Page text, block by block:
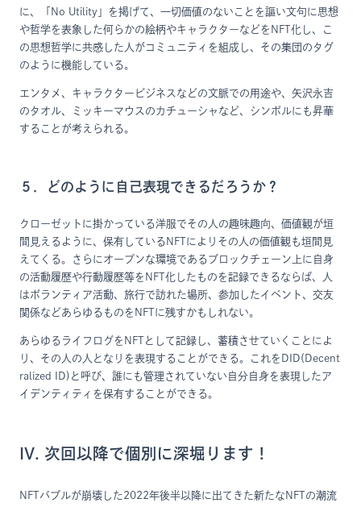
に、「No Utility」を掲げて、一切価値のないことを謳い文句に思想
や哲学を表象した何らかの絵柄やキャラクターなどをNFT化し、こ
の思想哲学に共感した人がコミュニティを組成し、その集団のタグ
のように機能している。
エンタメ、キャラクタービジネスなどの文脈での用途や、矢沢永吉
のタオル、ミッキーマウスのカチューシャなど、シンボルにも昇華
することが考えられる。
５．どのように自己表現できるだろうか？
クローゼットに掛かっている洋服でその人の趣味趣向、価値観が垣
間見えるように、保有しているNFTによりその人の価値観も垣間見
えてくる。さらにオープンな環境であるブロックチェーン上に自身
の活動履歴や行動履歴等をNFT化したものを記録できるならば、人
はボランティア活動、旅行で訪れた場所、参加したイベント、交友
関係などあらゆるものをNFTに残すかもしれない。
あらゆるライフログをNFTとして記録し、蓄積させていくことによ
り、その人の人となりを表現することができる。これをDID(Decent
ralized ID)と呼び、誰にも管理されていない自分自身を表現したア
イデンティティを保有することができる。
IV. 次回以降で個別に深堀ります！
NFTバブルが崩壊した2022年後半以降に出てきた新たなNFTの潮流